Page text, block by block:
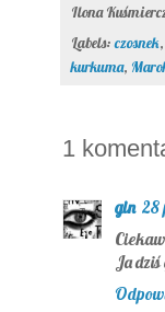
Ilona
Labels:czosnek
kurkuma,
1
gin 28
Ja